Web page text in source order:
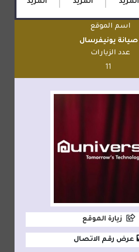
المزيد المزيد المزيد
اسم الموقع
صيانة يونيفرسال
عدد الزيارات
11
زيارة الموقع
عرض رقم الاتصال